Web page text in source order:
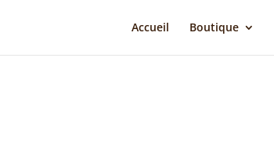
Accueil Boutique